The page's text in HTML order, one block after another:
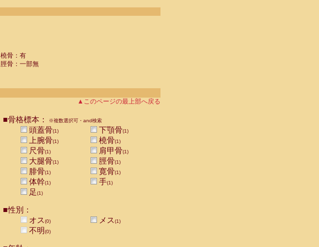
橈骨：有
脛骨：一部無
▲このページの最上部へ戻る
■骨格標本： ※複数選択可・and検索
頭蓋骨(1) 下顎骨(1)
上腕骨(1) 橈骨(1)
尺骨(1) 肩甲骨(1)
大腿骨(1) 脛骨(1)
腓骨(1) 寛骨(1)
体幹(1) 手(1)
足(1)
■性別：
オス(0) メス(1)
不明(0)